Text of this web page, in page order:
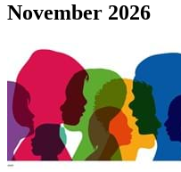
November 2026